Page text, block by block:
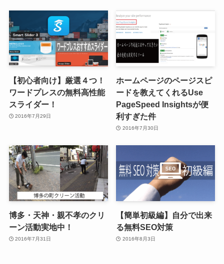
【初心者向け】厳選４つ！
ワードプレスの無料高性能
スライダー！
2016年7月29日
ホームページのページスピ
ードを教えてくれるUse
PageSpeed Insightsが便
利すぎた件
2016年7月30日
博多・天神・親不孝のクリ
ーン活動実地中！
2016年7月31日
【簡単初級編】自分で出来
る無料SEO対策
2016年8月3日